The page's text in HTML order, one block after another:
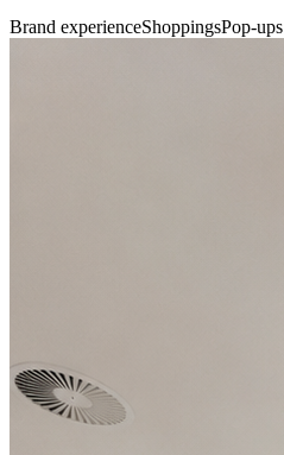
Brand experienceShoppingsPop-ups